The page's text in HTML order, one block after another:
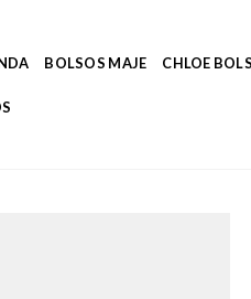
BOLSOS MAJE CHLOE